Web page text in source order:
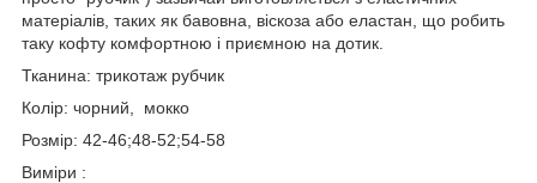
матеріалів, таких як бавовна, віскоза або еластан, що робить
таку кофту комфортною і приємною на дотик.
Тканина: трикотаж рубчик
Колір: чорний, мокко
Розмір: 42-46;48-52;54-58
Виміри :